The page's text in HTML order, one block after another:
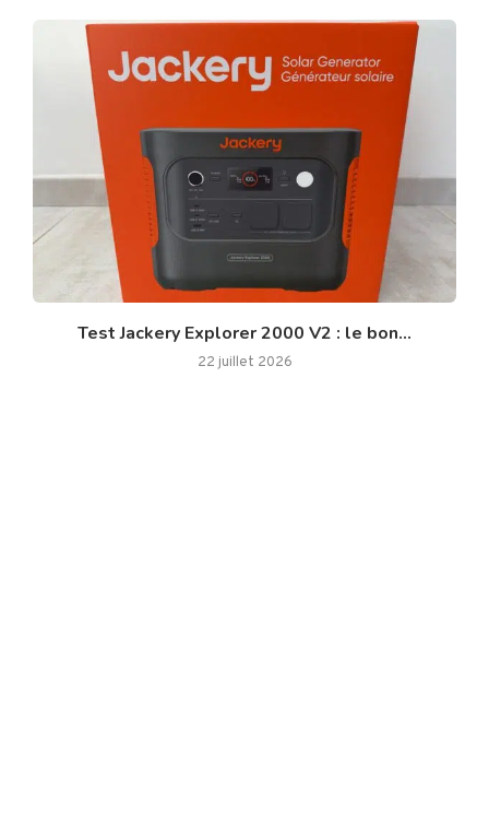
Test Jackery Explorer 2000 V2 : le bon...
22 juillet 2026